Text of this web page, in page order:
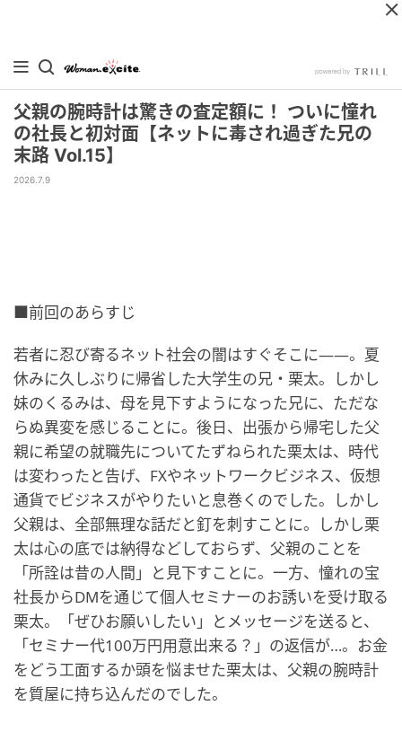
父親の腕時計は驚きの査定額に！ ついに憧れ
の社長と初対面【ネットに毒され過ぎた兄の
末路 Vol.15】
2026.7.9
■前回のあらすじ
若者に忍び寄るネット社会の闇はすぐそこに――。夏
休みに久しぶりに帰省した大学生の兄・栗太。しかし
妹のくるみは、母を見下すようになった兄に、ただな
らぬ異変を感じることに。後日、出張から帰宅した父
親に希望の就職先についてたずねられた栗太は、時代
は変わったと告げ、FXやネットワークビジネス、仮想
通貨でビジネスがやりたいと息巻くのでした。しかし
父親は、全部無理な話だと釘を刺すことに。しかし栗
太は心の底では納得などしておらず、父親のことを
「所詮は昔の人間」と見下すことに。一方、憧れの宝
社長からDMを通じて個人セミナーのお誘いを受け取る
栗太。「ぜひお願いしたい」とメッセージを送ると、
「セミナー代100万円用意出来る？」の返信が…。お金
をどう工面するか頭を悩ませた栗太は、父親の腕時計
を質屋に持ち込んだのでした。